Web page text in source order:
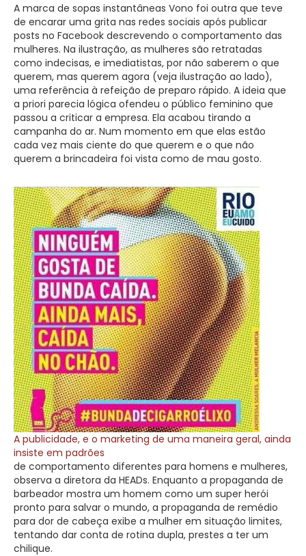
A marca de sopas instantâneas Vono foi outra que teve
de encarar uma grita nas redes sociais após publicar
posts no Facebook descrevendo o comportamento das
mulheres. Na ilustração, as mulheres são retratadas
como indecisas, e imediatistas, por não saberem o que
querem, mas querem agora (veja ilustração ao lado),
uma referência à refeição de preparo rápido. A ideia que
a priori parecia lógica ofendeu o público feminino que
passou a criticar a empresa. Ela acabou tirando a
campanha do ar. Num momento em que elas estão
cada vez mais ciente do que querem e o que não
querem a brincadeira foi vista como de mau gosto.
A publicidade, e o marketing de uma maneira geral, ainda
insiste em padrões
de comportamento diferentes para homens e mulheres,
observa a diretora da HEADs. Enquanto a propaganda de
barbeador mostra um homem como um super herói
pronto para salvar o mundo, a propaganda de remédio
para dor de cabeça exibe a mulher em situação limites,
tentando dar conta de rotina dupla, prestes a ter um
chilique.